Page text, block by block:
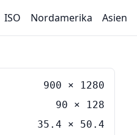
ISO Nordamerika Asien
900 × 1280
90 × 128
35.4 × 50.4